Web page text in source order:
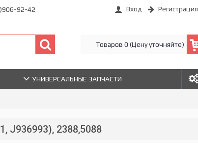
92-42 Вход Регистрация
Товаров 0 (Цену уточняйте)
УНИВЕРСАЛЬНЫЕ ЗАПЧАСТИ
J936993), 2388,5088